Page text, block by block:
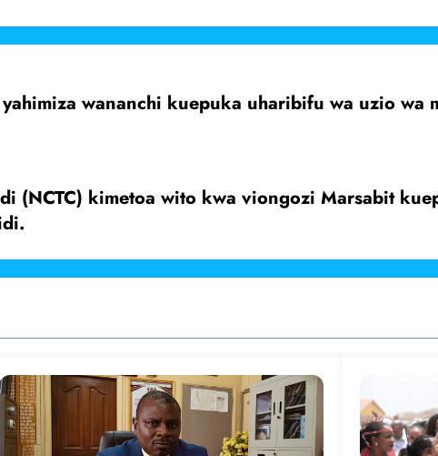
wananchi kuepuka uharibifu wa uzio wa
(NCTC) kimetoa wito kwa viongozi Marsabit